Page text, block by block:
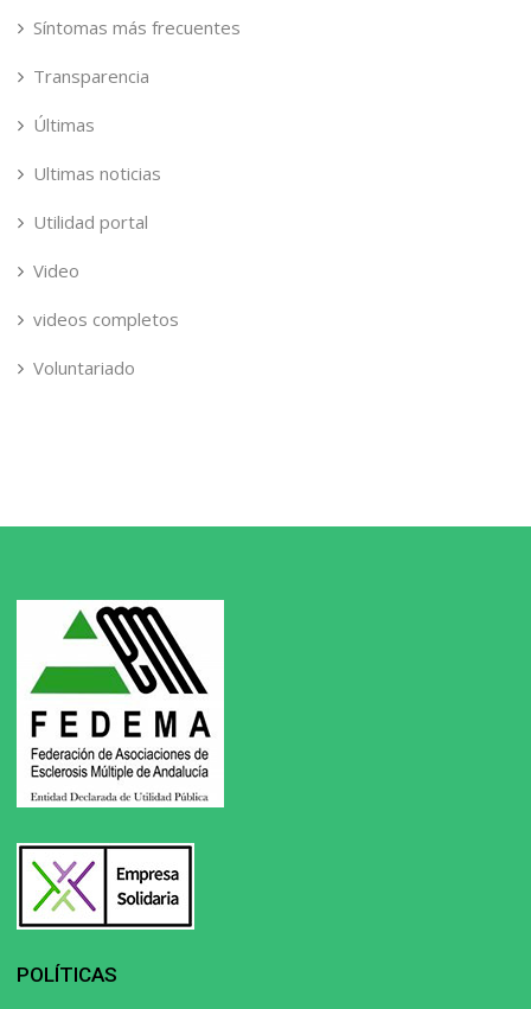
Síntomas más frecuentes
Transparencia
Últimas
Ultimas noticias
Utilidad portal
Video
videos completos
Voluntariado
POLÍTICAS